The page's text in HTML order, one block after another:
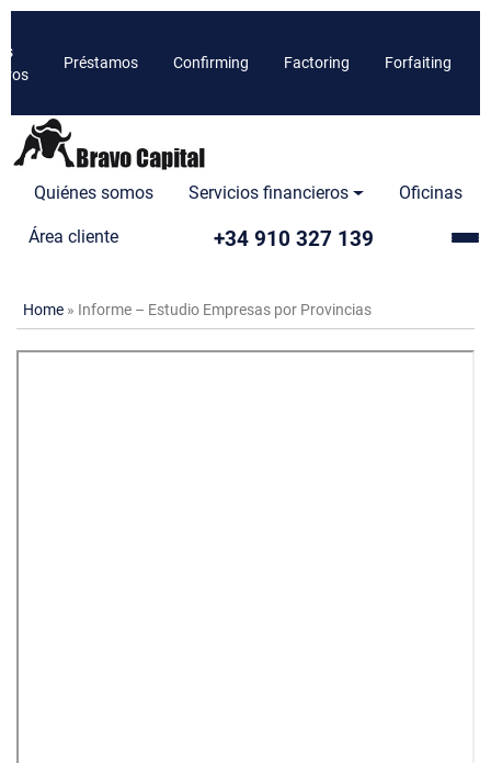
Préstamos Confirming Factoring Forfaiting
Quiénes somos Servicios financieros Oficinas
+34 910 327 139
Área cliente
Home » Informe – Estudio Empresas por Provincias